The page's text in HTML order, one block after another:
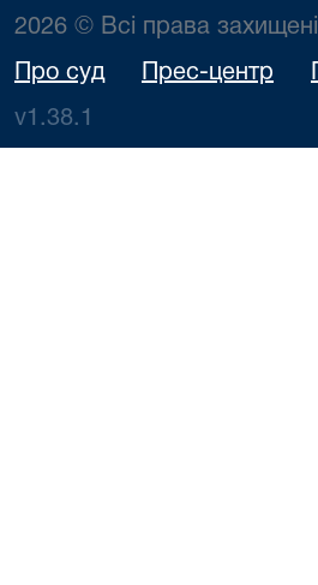
2026 © Всі права захищені
Про суд Прес-центр
v1.38.1